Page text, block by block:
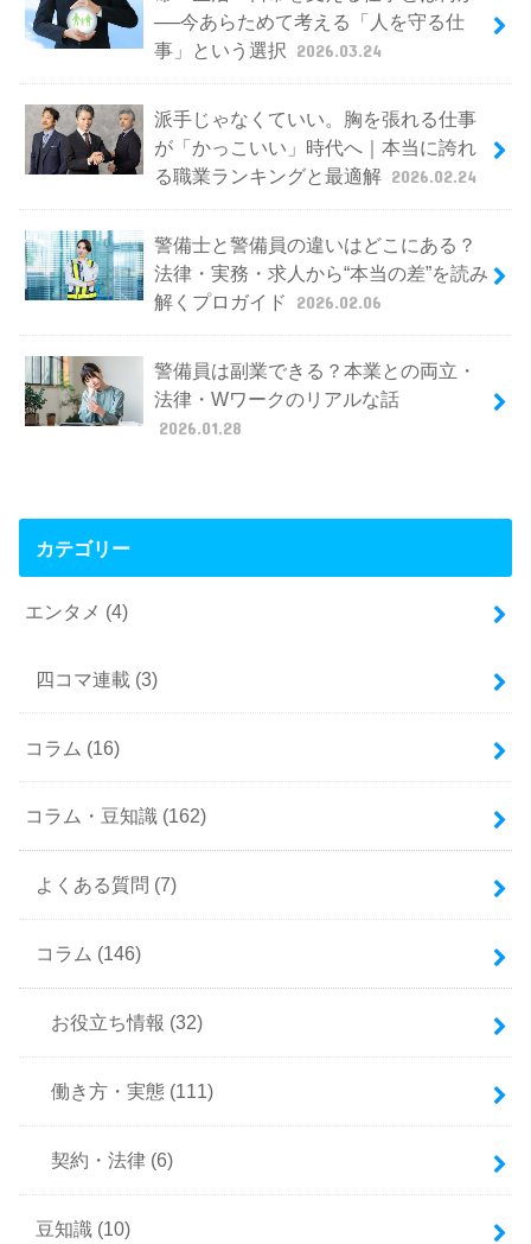
──今あらためて考える「人を守る仕
事」という選択 2026.03.24
派手じゃなくていい。胸を張れる仕事
が「かっこいい」時代へ｜本当に誇れ
る職業ランキングと最適解 2026.02.24
警備士と警備員の違いはどこにある？
法律・実務・求人から“本当の差”を読み
解くプロガイド
2026.02.06
警備員は副業できる？本業との両立・
法律・Wワークのリアルな話
2026.01.28
カテゴリー
エンタメ (4)
四コマ連載 (3)
コラム (16)
コラム・豆知識 (162)
よくある質問 (7)
コラム (146)
お役立ち情報 (32)
働き方・実態 (111)
契約・法律 (6)
豆知識 (10)